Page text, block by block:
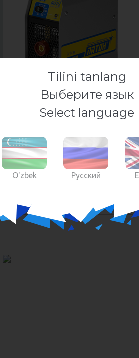
Tilini tanlang
Выберите язык
Select language
O'zbek Русский
Свойства и